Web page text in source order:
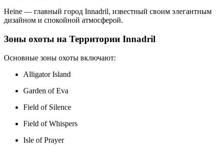
Heine — главный город Innadril, известный своим элегантным
дизайном и спокойной атмосферой.
Зоны охоты на Территории Innadril
Основные зоны охоты включают:
Alligator Island
Garden of Eva
Field of Silence
Field of Whispers
Isle of Prayer